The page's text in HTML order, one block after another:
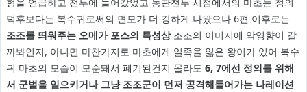
덕후보다는 복수귀로써의 면모가 더 강하게 나왔으나 6편 이후로는
조조를 띄워주는 오메가 포스의 특성상조조의 이미지에 악영향이 갈
까봐인지, 아니면 마찬가지로 마초에게 일족을 잃은 왕이가 있어 복수
귀 마초의 모습이 모순돼서 폐기된건지 몰라도 6, 7에선 정의를 위해
서 군벌을 일으키거나 그냥 조조군이 먼저 공격해들어가는 나레이션